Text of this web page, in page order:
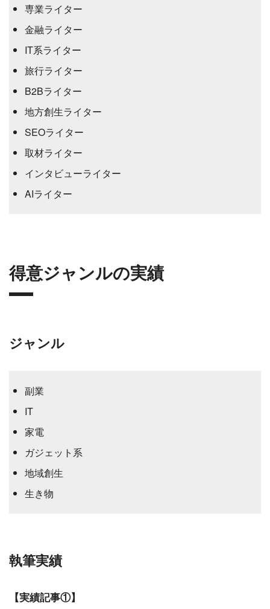
専業ライター
金融ライター
IT系ライター
旅行ライター
B2Bライター
地方創生ライター
SEOライター
取材ライター
インタビューライター
AIライター
得意ジャンルの実績
ジャンル
副業
IT
家電
ガジェット系
地域創生
生き物
執筆実績
【実績記事①】